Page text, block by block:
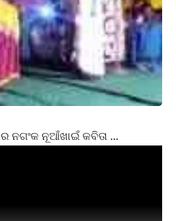
ନଗଂକ ନୂଆଁଖାଇଁ କବିତା …